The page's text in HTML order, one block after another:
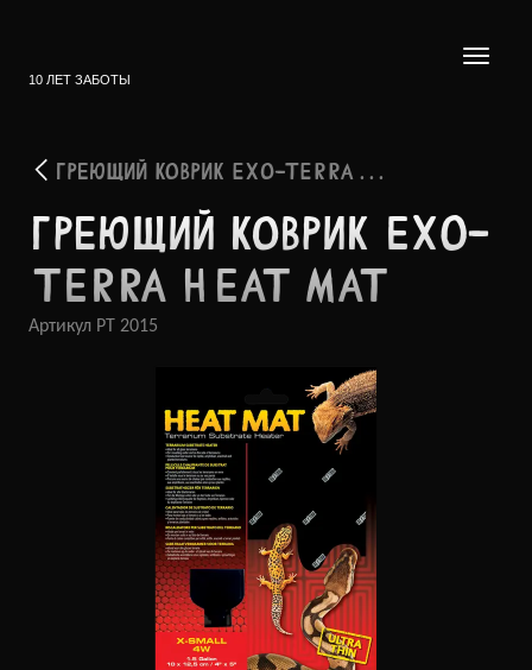
10 ЛЕТ ЗАБОТЫ
ГРЕЮЩИЙ КОВРИК EXO-TERRA . . .
ГРЕЮЩИЙ КОВРИК EXO-
TERRA HEAT MAT
Артикул PT 2015